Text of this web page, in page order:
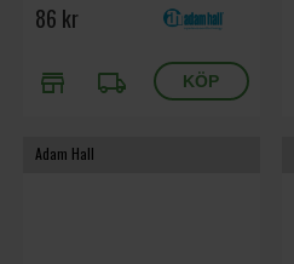
86 kr
store local_shipping
Adam Hall